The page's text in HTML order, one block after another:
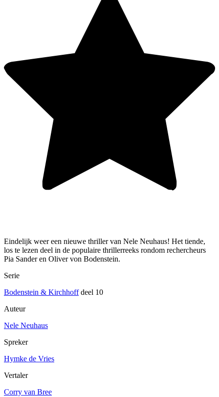
Eindelijk weer een nieuwe thriller van Nele Neuhaus! Het tiende,
los te lezen deel in de populaire thrillerreeks rondom rechercheurs
Pia Sander en Oliver von Bodenstein.
Serie
Bodenstein & Kirchhoffdeel 10
Auteur
Nele Neuhaus
Spreker
Hymke de Vries
Vertaler
Corry van Bree